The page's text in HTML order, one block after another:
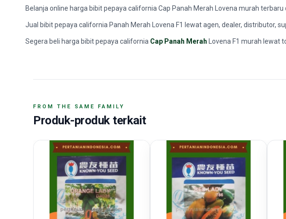
Belanja online harga bibit pepaya california Cap Panah Merah Lovena murah
Jual bibit pepaya california Panah Merah Lovena F1 lewat agen, dealer, distributor,
Segera beli harga bibit pepaya california Cap Panah Merah Lovena F1 murah lewat
FROM THE SAME FAMILY
Produk-produk terkait